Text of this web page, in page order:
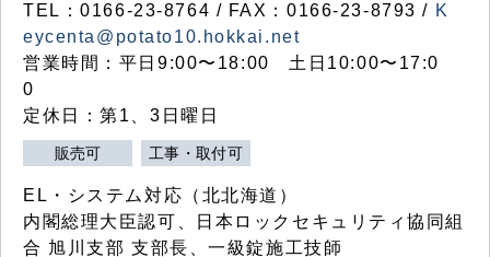
TEL：0166-23-8764 / FAX：0166-23-8793 / K
eycenta@potato10.hokkai.net
営業時間：平日9:00〜18:00 土日10:00〜17:0
0
定休日：第1、3日曜日
販売可 工事・取付可
EL・システム対応（北北海道）
内閣総理大臣認可、日本ロックセキュリティ協同組
合 旭川支部 支部長、一級錠施工技師